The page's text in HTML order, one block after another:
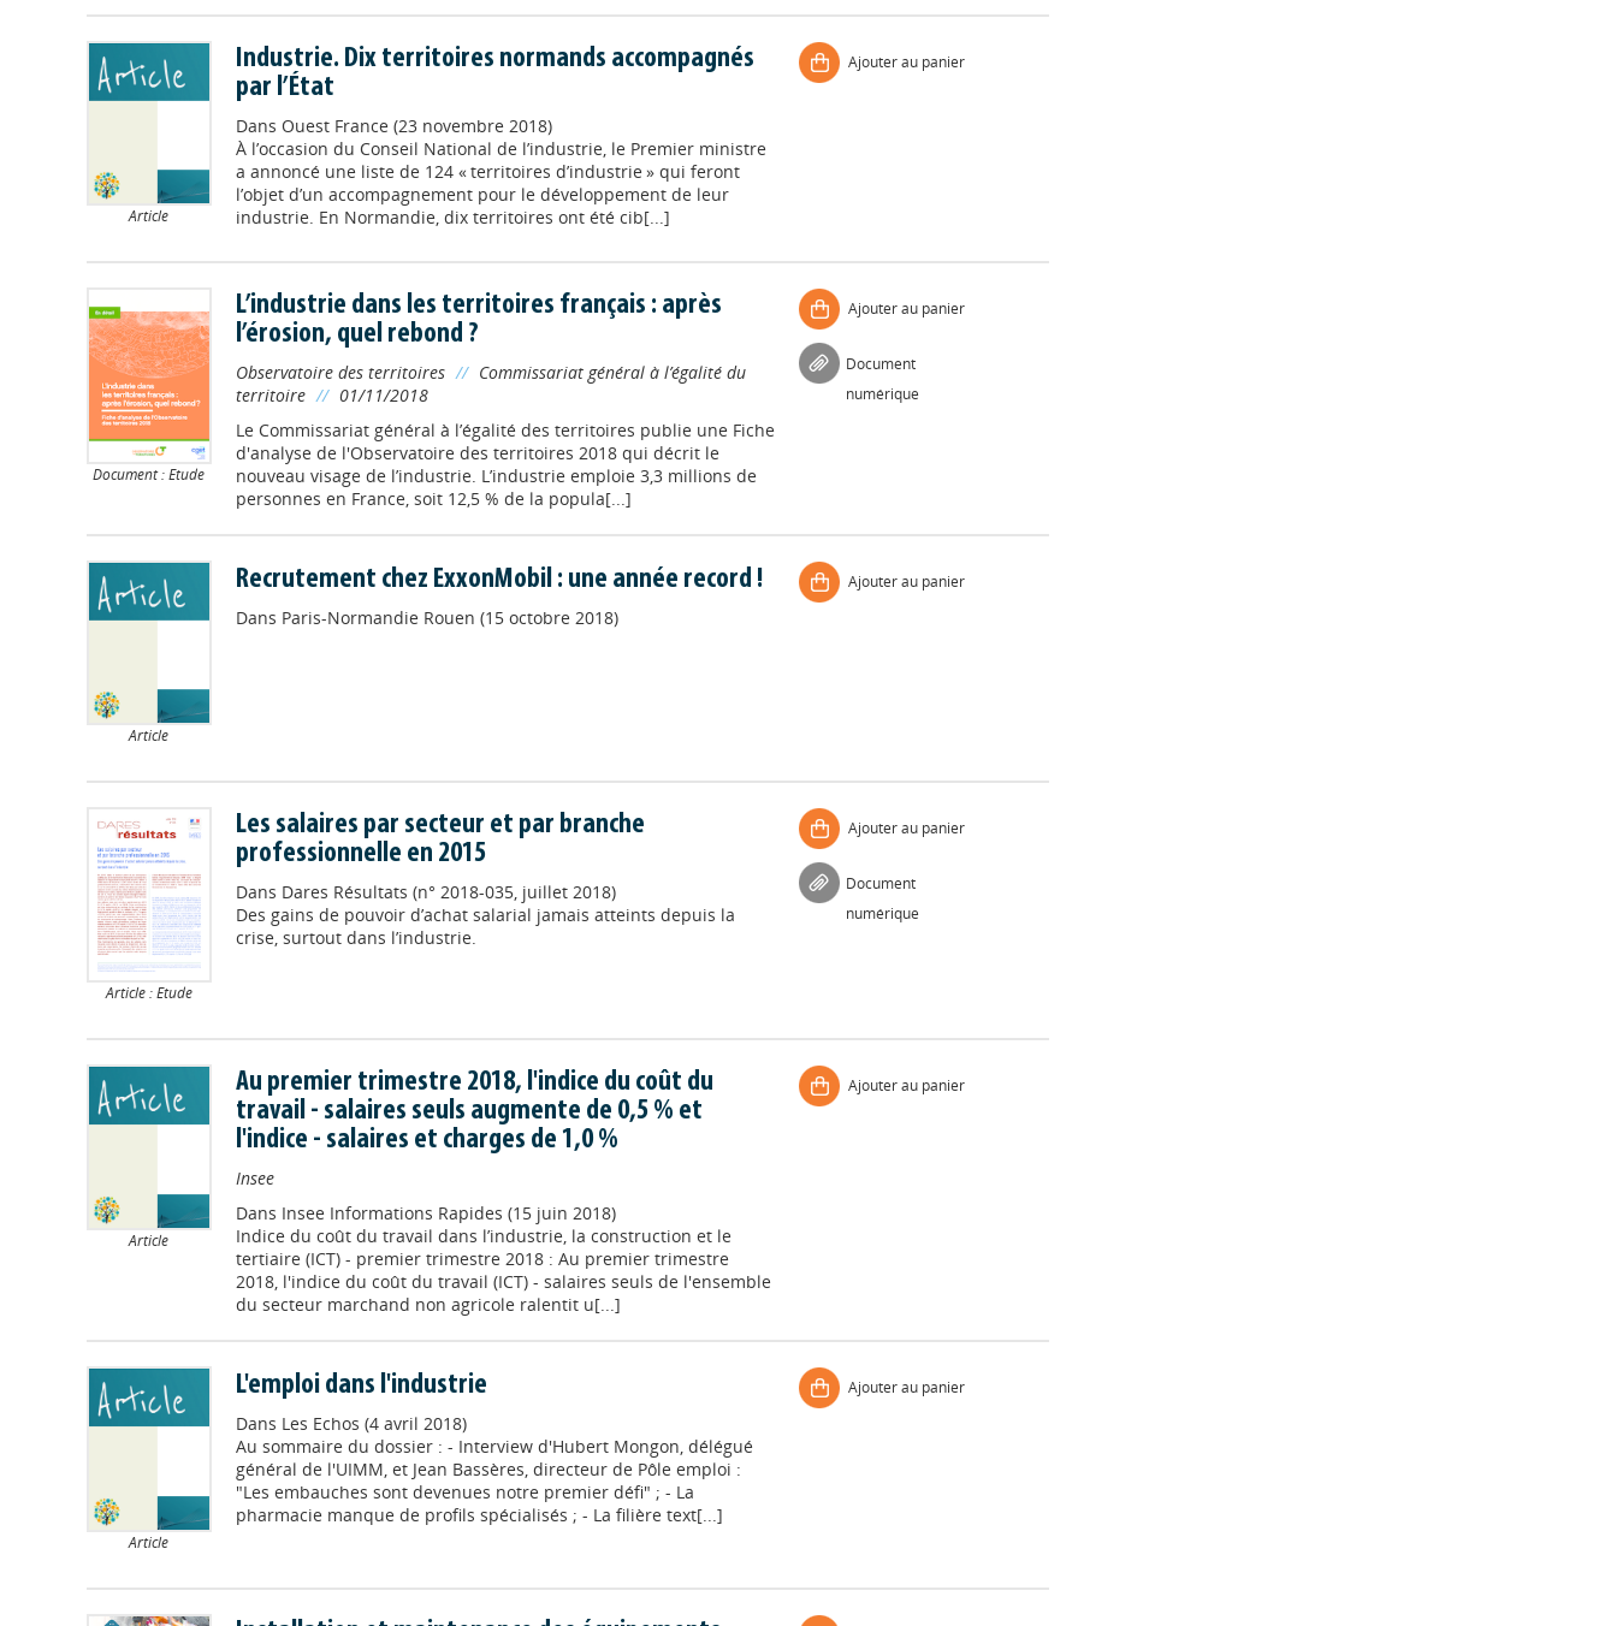
Article
Industrie. Dix territoires normands accompagnés
par l’État
Dans Ouest France (23 novembre 2018)
À l’occasion du Conseil National de l’industrie, le Premier ministre
a annoncé une liste de 124 « territoires d’industrie » qui feront
l’objet d’un accompagnement pour le développement de leur
industrie. En Normandie, dix territoires ont été cib[...]
Ajouter au panier
Document : Etude
L’industrie dans les territoires français : après
l’érosion, quel rebond ?
Observatoire des territoires // Commissariat général à l’égalité du
territoire // 01/11/2018
Le Commissariat général à l’égalité des territoires publie une Fiche
d'analyse de l'Observatoire des territoires 2018 qui décrit le
nouveau visage de l’industrie. L’industrie emploie 3,3 millions de
personnes en France, soit 12,5 % de la popula[...]
Ajouter au panier
Document
numérique
Article
Recrutement chez ExxonMobil : une année record !
Dans Paris-Normandie Rouen (15 octobre 2018)
Ajouter au panier
Article : Etude
Les salaires par secteur et par branche
professionnelle en 2015
Dans Dares Résultats (n° 2018-035, juillet 2018)
Des gains de pouvoir d’achat salarial jamais atteints depuis la
crise, surtout dans l’industrie.
Ajouter au panier
Document
numérique
Article
Au premier trimestre 2018, l'indice du coût du
travail - salaires seuls augmente de 0,5 % et
l'indice - salaires et charges de 1,0 %
Insee
Dans Insee Informations Rapides (15 juin 2018)
Indice du coût du travail dans l’industrie, la construction et le
tertiaire (ICT) - premier trimestre 2018 : Au premier trimestre
2018, l'indice du coût du travail (ICT) - salaires seuls de l'ensemble
du secteur marchand non agricole ralentit u[...]
Ajouter au panier
Article
L'emploi dans l'industrie
Dans Les Echos (4 avril 2018)
Au sommaire du dossier : - Interview d'Hubert Mongon, délégué
général de l'UIMM, et Jean Bassères, directeur de Pôle emploi :
"Les embauches sont devenues notre premier défi" ; - La
pharmacie manque de profils spécialisés ; - La filière text[...]
Ajouter au panier